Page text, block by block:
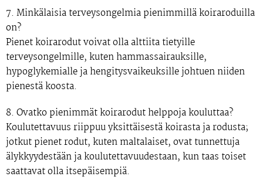
7. Minkälaisia terveysongelmia pienimmillä koiraroduilla
on?
Pienet koirarodut voivat olla alttiita tietyille
terveysongelmille, kuten hammassairauksille,
hypoglykemialle ja hengitysvaikeuksille johtuen niiden
pienestä koosta.
8. Ovatko pienimmät koirarodut helppoja kouluttaa?
Koulutettavuus riippuu yksittäisestä koirasta ja rodusta;
jotkut pienet rodut, kuten maltalaiset, ovat tunnettuja
älykkyydestään ja koulutettavuudestaan, kun taas toiset
saattavat olla itsepäisempiä.